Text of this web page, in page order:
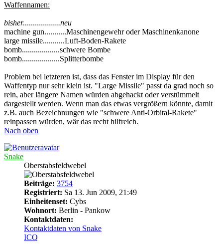
Waffennamen:
bisher...................neu
machine gun...........Maschinengewehr oder Maschinenkanone
large missile...........Luft-Boden-Rakete
bomb...................schwere Bombe
bomb...................Splitterbombe
Problem bei letzteren ist, dass das Fenster im Display für den
Waffentyp nur sehr klein ist. "Large Missile" passt da grad noch so
rein, aber längere Namen würden abgehackt oder verstümmelt
dargestellt werden. Wenn man das etwas vergrößern könnte, damit
z.B. auch Bezeichnungen wie "schwere Anti-Orbital-Rakete"
reinpassen würden, wär das recht hilfreich.
Nach oben
Snake
Oberstabsfeldwebel
Beiträge: 3754
Registriert: Sa 13. Jun 2009, 21:49
Einheitenset: Cybs
Wohnort: Berlin - Pankow
Kontaktdaten:
Kontaktdaten von Snake
ICQ